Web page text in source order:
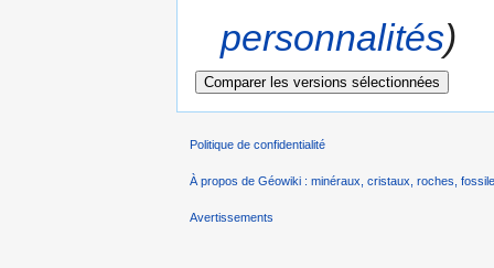
personnalités)
Politique de confidentialité
À propos de Géowiki : minéraux, cristaux, roches,
Avertissements